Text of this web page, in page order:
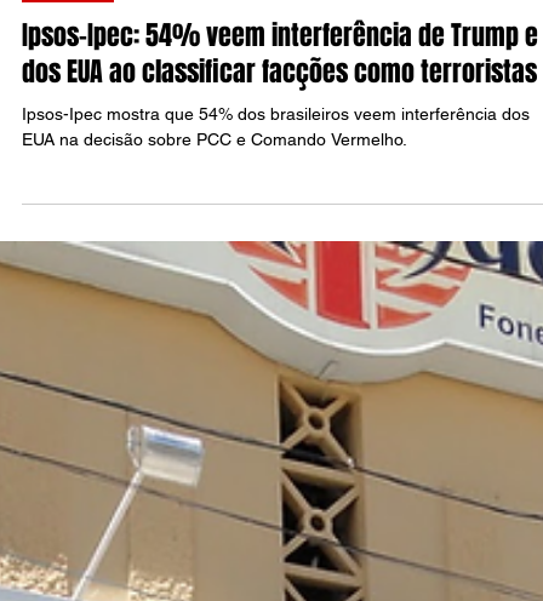
26 de jun.
4 min de leitura
Ipsos-Ipec: 54% veem interferência de Trump e
dos EUA ao classificar facções como terroristas
Ipsos-Ipec mostra que 54% dos brasileiros veem interferência dos
EUA na decisão sobre PCC e Comando Vermelho.